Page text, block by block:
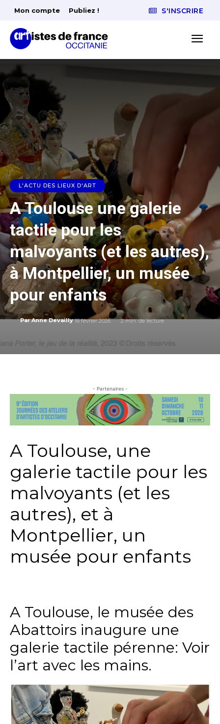
Mon compte Publiez ! S'INSCRIRE
L'ACTU DES LIEUX D'ART
A Toulouse une galerie
tactile pour les
malvoyants (et les autres),
à Montpellier, un musée
pour enfants
Par Anne Devailly 16 février 2026 2min. de lecture
- Partenaires -
A Toulouse, une
galerie tactile pour les
malvoyants (et les
autres), et à
Montpellier, un
musée pour enfants
A Toulouse, le musée des
Abattoirs inaugure une
galerie tactile pérenne: Voir
l’art avec les mains.